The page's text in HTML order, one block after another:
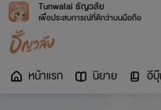
Tunwalai ธัญวลัย
เพื่อประสบการณ์ที่ดีกว่าบนมือถือ
หน้าแรก นิยาย อี